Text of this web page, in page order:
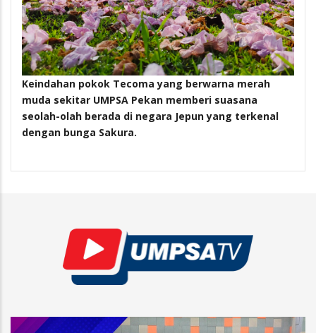
Keindahan pokok Tecoma yang berwarna merah
muda sekitar UMPSA Pekan memberi suasana
seolah-olah berada di negara Jepun yang terkenal
dengan bunga Sakura.